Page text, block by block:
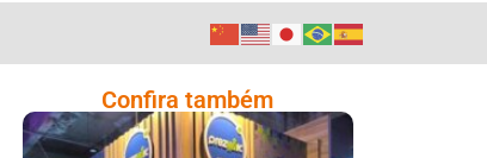
Confira também
Cencosud Promove